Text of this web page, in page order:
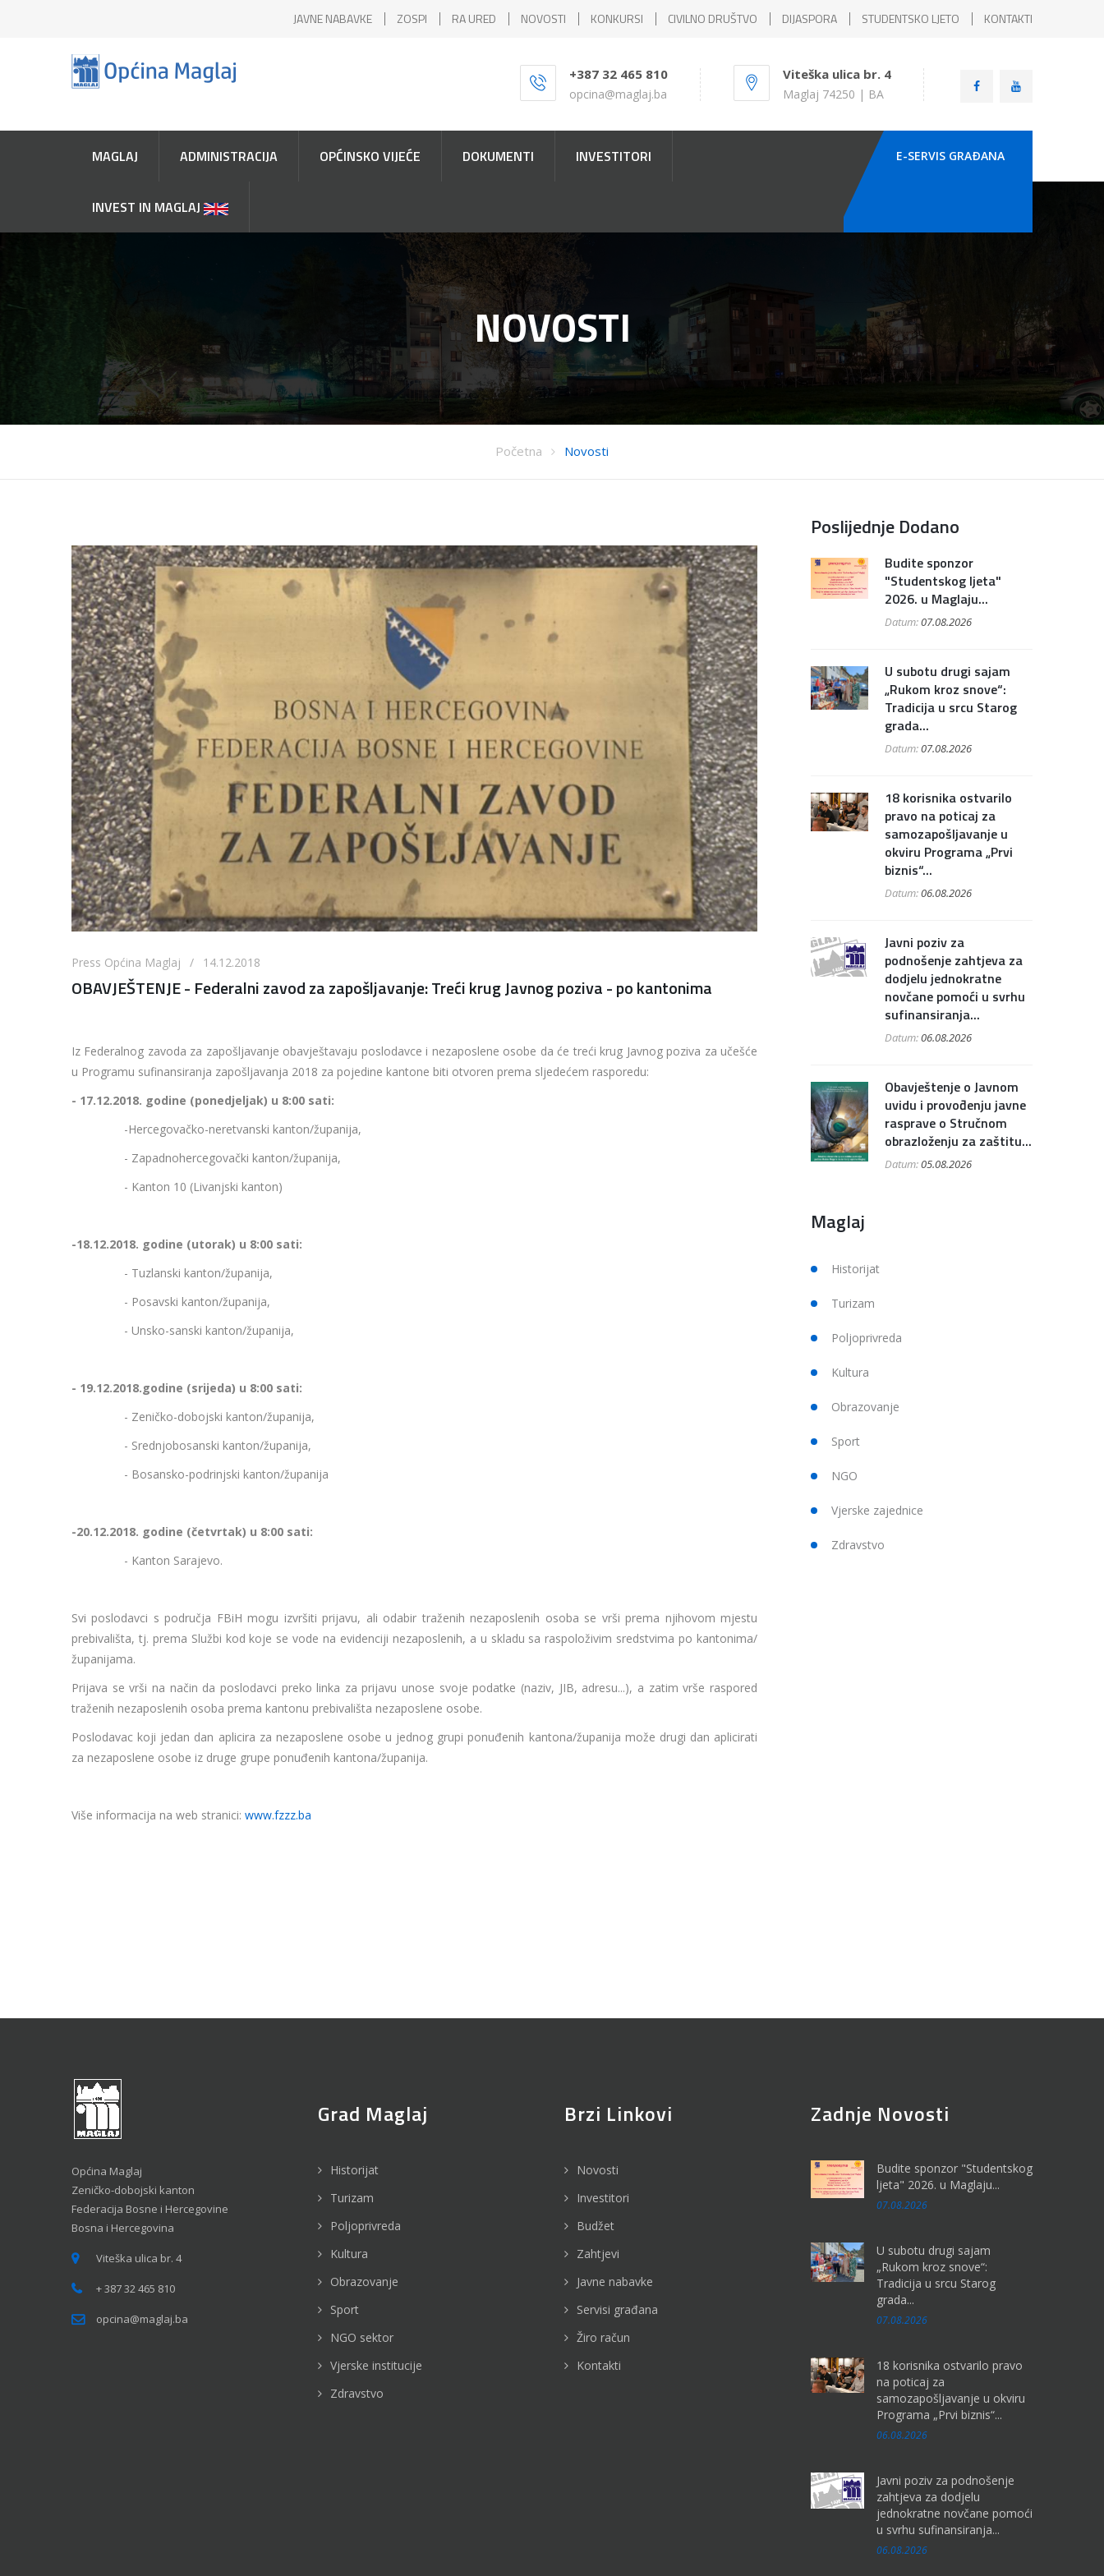
JAVNE NABAVKE ZOSPI RA URED NOVOSTI KONKURSI CIVILNO DRUŠTVO DIJASPORA STUDENTSKO LJETO KONTAKTI
+387 32 465 810
opcina@maglaj.ba
Viteška ulica br. 4
Maglaj 74250 | BA
MAGLAJ ADMINISTRACIJA OPĆINSKO VIJEĆE DOKUMENTI INVESTITORI
INVEST IN MAGLAJ
E-SERVIS GRAÐANA
NOVOSTI
Početna Novosti
Press Općina Maglaj / 14.12.2018
OBAVJEŠTENJE - Federalni zavod za zapošljavanje: Treći krug Javnog poziva - po kantonima
Iz Federalnog zavoda za zapošljavanje obavještavaju poslodavce i nezaposlene osobe da će treći krug Javnog poziva za učešće
u Programu sufinansiranja zapošljavanja 2018 za pojedine kantone biti otvoren prema sljedećem rasporedu:
- 17.12.2018. godine (ponedjeljak) u 8:00 sati:
-Hercegovačko-neretvanski kanton/županija,
- Zapadnohercegovački kanton/županija,
- Kanton 10 (Livanjski kanton)
-18.12.2018. godine (utorak) u 8:00 sati:
- Tuzlanski kanton/županija,
- Posavski kanton/županija,
- Unsko-sanski kanton/županija,
- 19.12.2018.godine (srijeda) u 8:00 sati:
- Zeničko-dobojski kanton/županija,
- Srednjobosanski kanton/županija,
- Bosansko-podrinjski kanton/županija
-20.12.2018. godine (četvrtak) u 8:00 sati:
- Kanton Sarajevo.
Svi poslodavci s područja FBiH mogu izvršiti prijavu, ali odabir traženih nezaposlenih osoba se vrši prema njihovom mjestu
prebivališta, tj. prema Službi kod koje se vode na evidenciji nezaposlenih, a u skladu sa raspoloživim sredstvima po kantonima/
županijama.
Prijava se vrši na način da poslodavci preko linka za prijavu unose svoje podatke (naziv, JIB, adresu...), a zatim vrše raspored
traženih nezaposlenih osoba prema kantonu prebivališta nezaposlene osobe.
Poslodavac koji jedan dan aplicira za nezaposlene osobe u jednog grupi ponuđenih kantona/županija može drugi dan aplicirati
za nezaposlene osobe iz druge grupe ponuđenih kantona/županija.
Više informacija na web stranici: www.fzzz.ba
Poslijednje Dodano
Budite sponzor
"Studentskog ljeta"
2026. u Maglaju...
Datum:07.08.2026
U subotu drugi sajam
„Rukom kroz snove“:
Tradicija u srcu Starog
grada...
Datum:07.08.2026
18 korisnika ostvarilo
pravo na poticaj za
samozapošljavanje u
okviru Programa „Prvi
biznis“...
Datum:06.08.2026
Javni poziv za
podnošenje zahtjeva za
dodjelu jednokratne
novčane pomoći u svrhu
sufinansiranja...
Datum:06.08.2026
Obavještenje o Javnom
uvidu i provođenju javne
rasprave o Stručnom
obrazloženju za zaštitu...
Datum:05.08.2026
Maglaj
Historijat
Turizam
Poljoprivreda
Kultura
Obrazovanje
Sport
NGO
Vjerske zajednice
Zdravstvo
Općina Maglaj
Zeničko-dobojski kanton
Federacija Bosne i Hercegovine
Bosna i Hercegovina
Viteška ulica br. 4
+ 387 32 465 810
opcina@maglaj.ba
Grad Maglaj
Historijat
Turizam
Poljoprivreda
Kultura
Obrazovanje
Sport
NGO sektor
Vjerske institucije
Zdravstvo
Brzi Linkovi
Novosti
Investitori
Budžet
Zahtjevi
Javne nabavke
Servisi građana
Žiro račun
Kontakti
Zadnje Novosti
Budite sponzor "Studentskog
ljeta" 2026. u Maglaju...
07.08.2026
U subotu drugi sajam
„Rukom kroz snove“:
Tradicija u srcu Starog
grada...
07.08.2026
18 korisnika ostvarilo pravo
na poticaj za
samozapošljavanje u okviru
Programa „Prvi biznis“...
06.08.2026
Javni poziv za podnošenje
zahtjeva za dodjelu
jednokratne novčane pomoći
u svrhu sufinansiranja...
06.08.2026